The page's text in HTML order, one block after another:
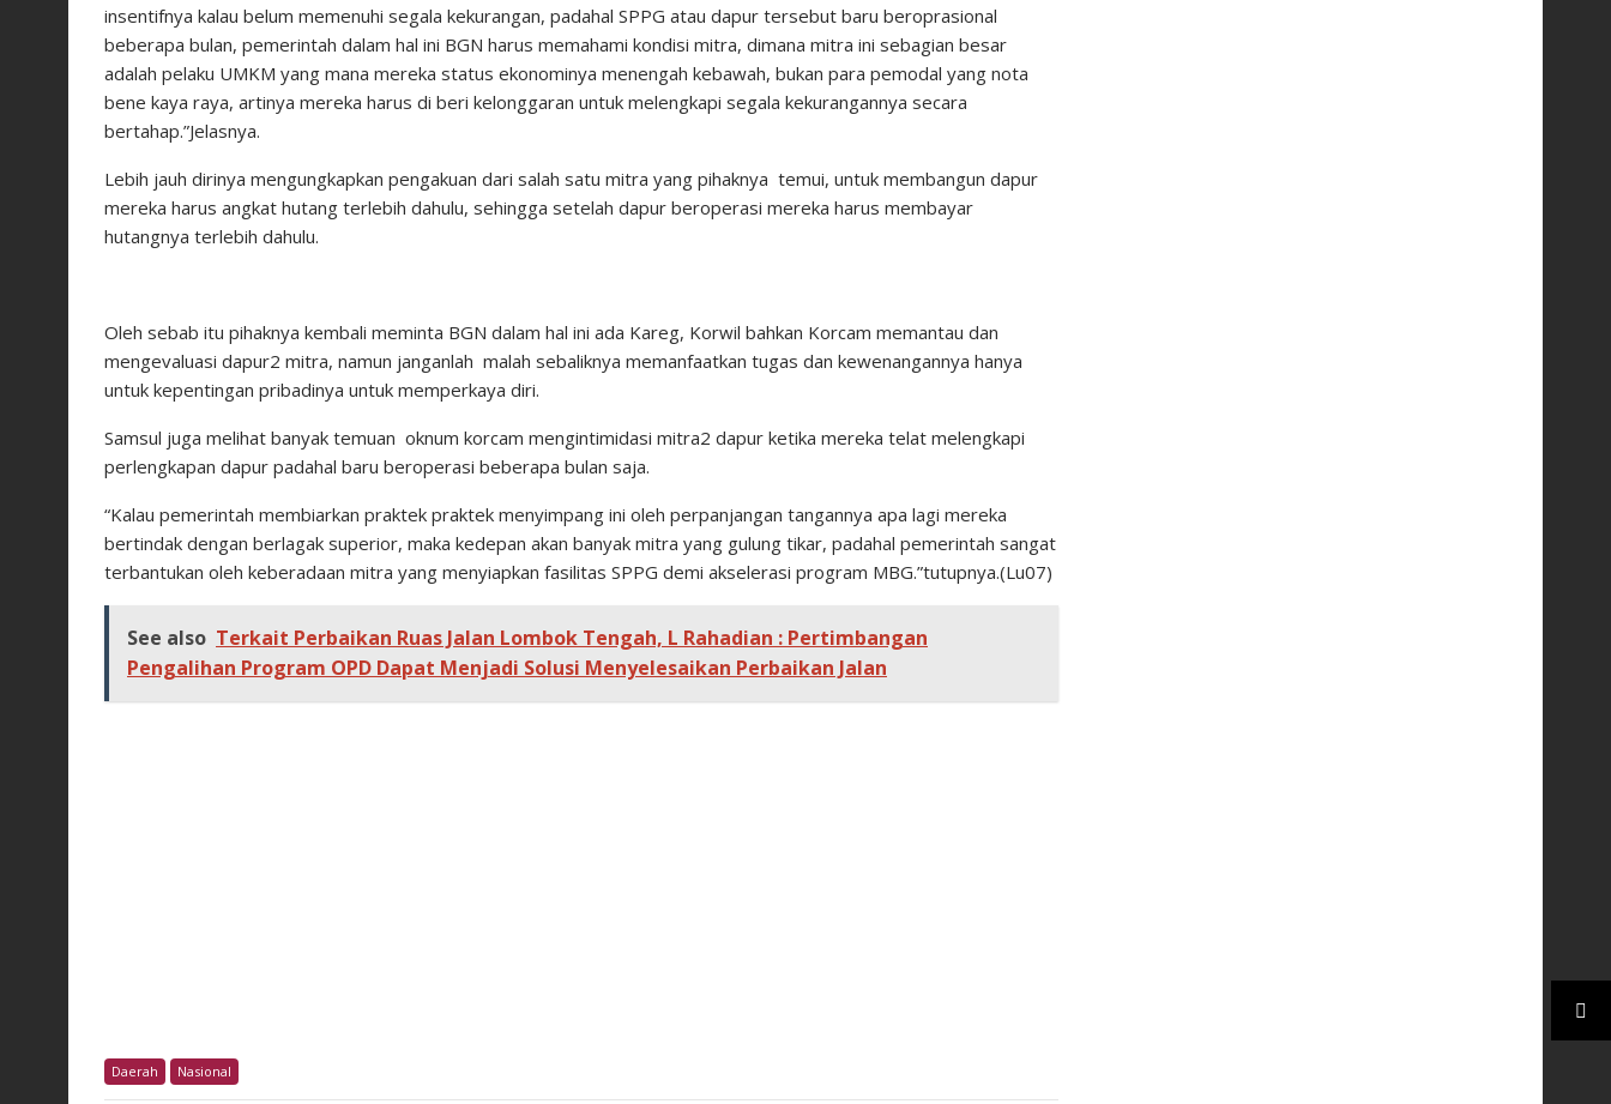
insentifnya kalau belum memenuhi segala kekurangan, padahal SPPG atau dapur tersebut baru beroprasional
beberapa bulan, pemerintah dalam hal ini BGN harus memahami kondisi mitra, dimana mitra ini sebagian besar
adalah pelaku UMKM yang mana mereka status ekonominya menengah kebawah, bukan para pemodal yang nota
bene kaya raya, artinya mereka harus di beri kelonggaran untuk melengkapi segala kekurangannya secara
bertahap.”Jelasnya.
Lebih jauh dirinya mengungkapkan pengakuan dari salah satu mitra yang pihaknya temui, untuk membangun dapur
mereka harus angkat hutang terlebih dahulu, sehingga setelah dapur beroperasi mereka harus membayar
hutangnya terlebih dahulu.
Oleh sebab itu pihaknya kembali meminta BGN dalam hal ini ada Kareg, Korwil bahkan Korcam memantau dan
mengevaluasi dapur2 mitra, namun janganlah malah sebaliknya memanfaatkan tugas dan kewenangannya hanya
untuk kepentingan pribadinya untuk memperkaya diri.
Samsul juga melihat banyak temuan oknum korcam mengintimidasi mitra2 dapur ketika mereka telat melengkapi
perlengkapan dapur padahal baru beroperasi beberapa bulan saja.
“Kalau pemerintah membiarkan praktek praktek menyimpang ini oleh perpanjangan tangannya apa lagi mereka
bertindak dengan berlagak superior, maka kedepan akan banyak mitra yang gulung tikar, padahal pemerintah sangat
terbantukan oleh keberadaan mitra yang menyiapkan fasilitas SPPG demi akselerasi program MBG.”tutupnya.(Lu07)
See also Terkait Perbaikan Ruas Jalan Lombok Tengah, L Rahadian : Pertimbangan
Pengalihan Program OPD Dapat Menjadi Solusi Menyelesaikan Perbaikan Jalan
Daerah Nasional